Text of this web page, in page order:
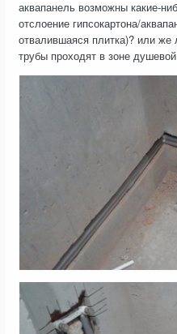
аквапанель возможны какие-
отслоение гипсокартона/
отвалившаяся плитка)? или
трубы проходят в зоне